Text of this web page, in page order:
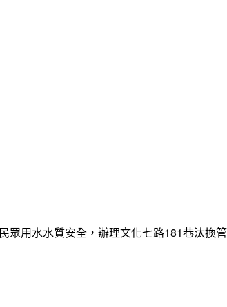
眾用水水質安全，辦理文化七路181巷汰換